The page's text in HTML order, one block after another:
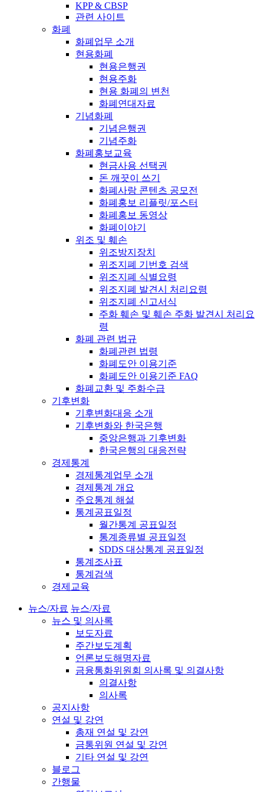
KPP & CBSP
관련 사이트
화폐
화폐업무 소개
현용화폐
현용은행권
현용주화
현용 화폐의 변천
화폐연대자료
기념화폐
기념은행권
기념주화
화폐홍보교육
현금사용 선택권
돈 깨끗이 쓰기
화폐사랑 콘텐츠 공모전
화폐홍보 리플릿/포스터
화폐홍보 동영상
화폐이야기
위조 및 훼손
위조방지장치
위조지폐 기번호 검색
위조지폐 식별요령
위조지폐 발견시 처리요령
위조지폐 신고서식
주화 훼손 및 훼손 주화 발견시 처리요
령
화폐 관련 법규
화폐관련 법령
화폐도안 이용기준
화폐도안 이용기준 FAQ
화폐교환 및 주화수급
기후변화
기후변화대응 소개
기후변화와 한국은행
중앙은행과 기후변화
한국은행의 대응전략
경제통계
경제통계업무 소개
경제통계 개요
주요통계 해설
통계공표일정
월간통계 공표일정
통계종류별 공표일정
SDDS 대상통계 공표일정
통계조사표
통계검색
경제교육
뉴스/자료 뉴스/자료
뉴스 및 의사록
보도자료
주간보도계획
언론보도해명자료
금융통화위원회 의사록 및 의결사항
의결사항
의사록
공지사항
연설 및 강연
총재 연설 및 강연
금통위원 연설 및 강연
기타 연설 및 강연
블로그
간행물